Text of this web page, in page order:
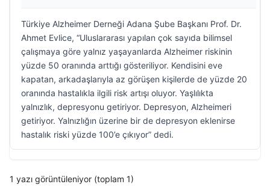
Türkiye Alzheimer Derneği Adana Şube Başkanı Prof. Dr.
Ahmet Evlice, “Uluslararası yapılan çok sayıda bilimsel
çalışmaya göre yalnız yaşayanlarda Alzheimer riskinin
yüzde 50 oranında arttığı gösteriliyor. Kendisini eve
kapatan, arkadaşlarıyla az görüşen kişilerde de yüzde 20
oranında hastalıkla ilgili risk artışı oluyor. Yaşlılıkta
yalnızlık, depresyonu getiriyor. Depresyon, Alzheimeri
getiriyor. Yalnızlığın üzerine bir de depresyon eklenirse
hastalık riski yüzde 100’e çıkıyor” dedi.
1 yazı görüntüleniyor (toplam 1)